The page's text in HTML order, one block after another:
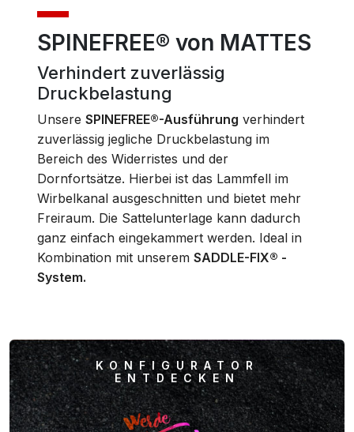
SPINEFREE® von MATTES
Verhindert zuverlässig
Druckbelastung
Unsere SPINEFREE®-Ausführung verhindert
zuverlässig jegliche Druckbelastung im
Bereich des Widerristes und der
Dornfortsätze. Hierbei ist das Lammfell im
Wirbelkanal ausgeschnitten und bietet mehr
Freiraum. Die Sattelunterlage kann dadurch
ganz einfach eingekammert werden. Ideal in
Kombination mit unserem SADDLE-FIX® -
System.
KONFIGURATOR
ENTDECKEN